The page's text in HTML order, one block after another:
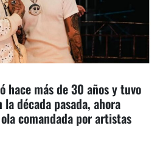
hace más de 30 años y tuvo
década pasada, ahora
comandada por artistas